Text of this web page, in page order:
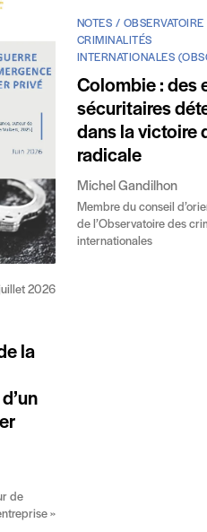
2026
la
de
»
NOTES / OBSERVATOIRE
CRIMINALITÉS
INTERNATIONALES
Colombie : des
sécuritaires
dans la victoire
radicale
Michel Gandilhon
Membre du conseil
de l’Observatoire des
internationales